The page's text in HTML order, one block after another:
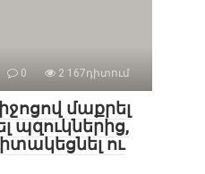
0 2 167դիտում
մաքրել
պզուկներից,
ու